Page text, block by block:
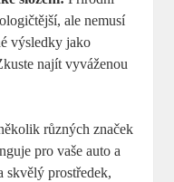
ale nemusí
výsledky jako
najít vyváženou
různých značek
pro vaše auto a
skvělý prostředek,